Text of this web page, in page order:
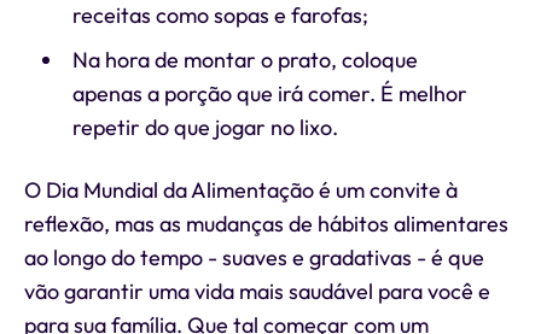
receitas como sopas e farofas;
Na hora de montar o prato, coloque
apenas a porção que irá comer. É melhor
repetir do que jogar no lixo.
O Dia Mundial da Alimentação é um convite à
reflexão, mas as mudanças de hábitos alimentares
ao longo do tempo - suaves e gradativas - é que
vão garantir uma vida mais saudável para você e
para sua família. Que tal começar com um